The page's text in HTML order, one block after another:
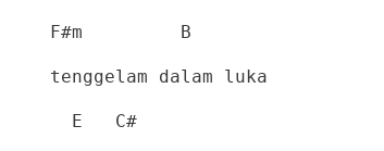
F#m B
tenggelam dalam luka
E C#